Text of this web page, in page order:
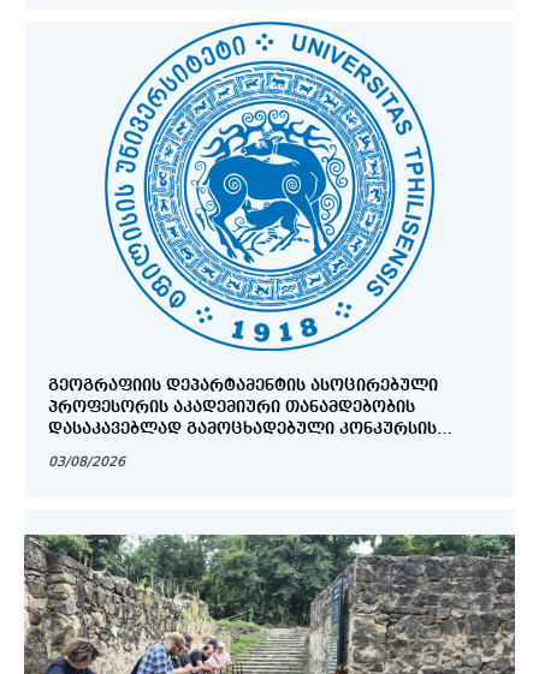
ᲒᲔᲝᲒᲠᲐᲤᲘᲘᲡ ᲓᲔᲞᲐᲠᲢᲐᲛᲔᲜᲢᲘᲡ ᲐᲡᲝᲪᲘᲠᲔᲑᲣᲚᲘ
ᲞᲠᲝᲤᲔᲡᲝᲠᲘᲡ ᲐᲙᲐᲓᲔᲛᲘᲣᲠᲘ ᲗᲐᲜᲐᲛᲓᲔᲑᲝᲑᲘᲡ
ᲓᲐᲡᲐᲙᲐᲕᲔᲑᲚᲐᲓ ᲒᲐᲛᲝᲪᲮᲐᲓᲔᲑᲣᲚᲘ ᲙᲝᲜᲙᲣᲠᲡᲘᲡ
03/08/2026